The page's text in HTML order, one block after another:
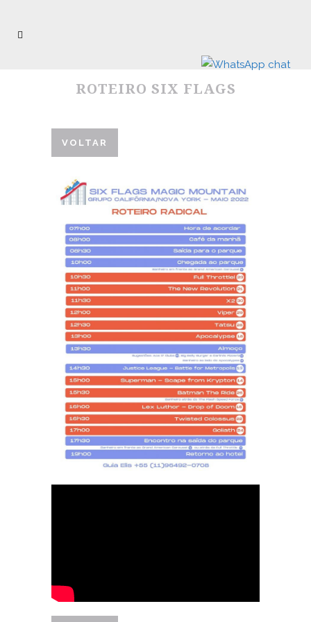
ROTEIRO SIX FLAGS
VOLTAR